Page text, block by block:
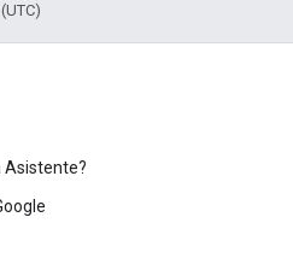
Asistente?